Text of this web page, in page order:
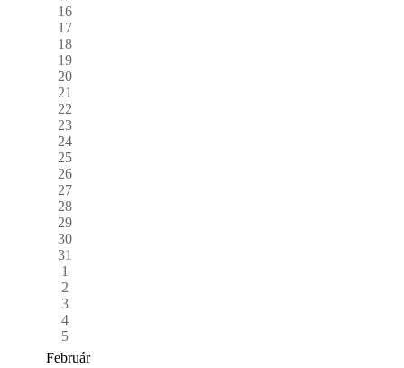
16
17
18
19
20
21
22
23
24
25
26
27
28
29
30
31
1
2
3
4
5
Február